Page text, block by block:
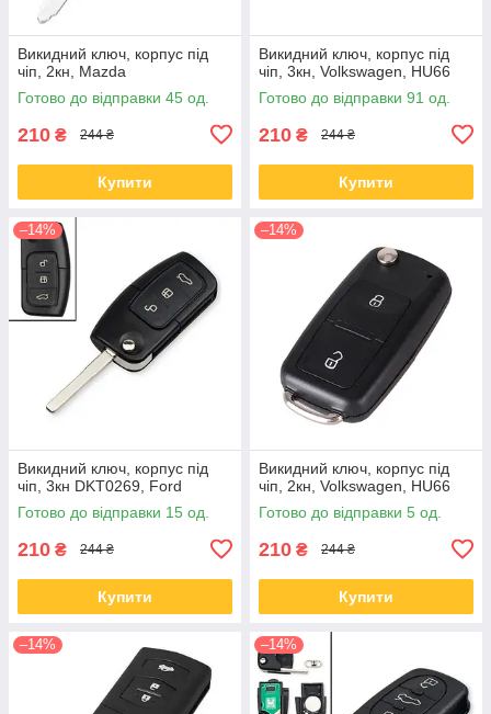
Викидний ключ, корпус під
чіп, 2кн, Mazda
Готово до відправки 45 од.
210 ₴ 244 ₴
Купити
Викидний ключ, корпус під
чіп, 3кн, Volkswagen, HU66
Готово до відправки 91 од.
210 ₴ 244 ₴
Купити
–14%
Викидний ключ, корпус під
чіп, 3кн DKT0269, Ford
Готово до відправки 15 од.
210 ₴ 244 ₴
Купити
–14%
Викидний ключ, корпус під
чіп, 2кн, Volkswagen, HU66
Готово до відправки 5 од.
210 ₴ 244 ₴
Купити
–14% –14%